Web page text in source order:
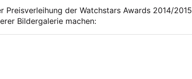
Preisverleihung der Watchstars Awards 2014/2015
Bildergalerie machen: